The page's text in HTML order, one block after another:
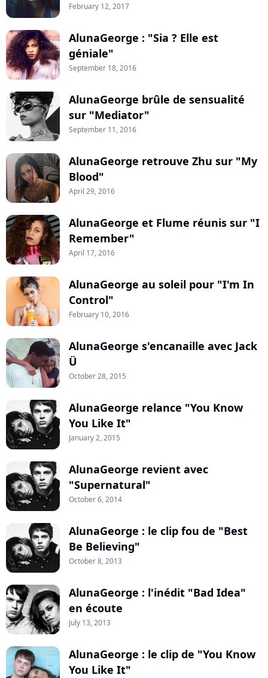
February 12, 2017
AlunaGeorge : "Sia ? Elle est
géniale"
September 18, 2016
AlunaGeorge brûle de sensualité
sur "Mediator"
September 11, 2016
AlunaGeorge retrouve Zhu sur "My
Blood"
April 29, 2016
AlunaGeorge et Flume réunis sur "I
Remember"
April 17, 2016
AlunaGeorge au soleil pour "I'm In
Control"
February 10, 2016
AlunaGeorge s'encanaille avec Jack
Ü
October 28, 2015
AlunaGeorge relance "You Know
You Like It"
January 2, 2015
AlunaGeorge revient avec
"Supernatural"
October 6, 2014
AlunaGeorge : le clip fou de "Best
Be Believing"
October 8, 2013
AlunaGeorge : l'inédit "Bad Idea"
en écoute
July 13, 2013
AlunaGeorge : le clip de "You Know
You Like It"